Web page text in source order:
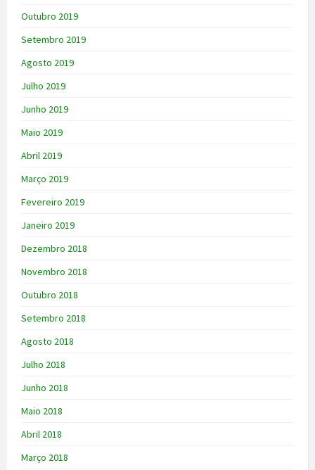
Outubro 2019
Setembro 2019
Agosto 2019
Julho 2019
Junho 2019
Maio 2019
Abril 2019
Março 2019
Fevereiro 2019
Janeiro 2019
Dezembro 2018
Novembro 2018
Outubro 2018
Setembro 2018
Agosto 2018
Julho 2018
Junho 2018
Maio 2018
Abril 2018
Março 2018